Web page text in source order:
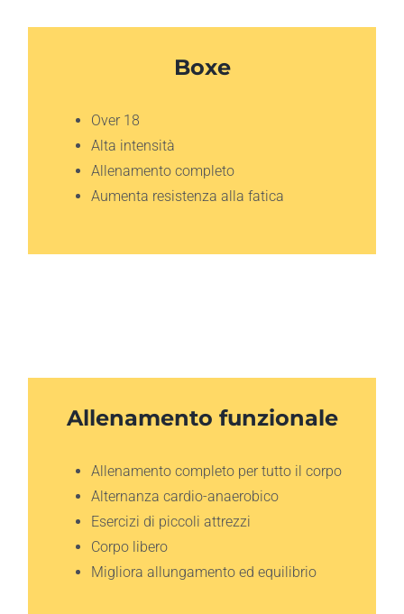
Boxe
Over 18
Alta intensità
Allenamento completo
Aumenta resistenza alla fatica
Allenamento funzionale
Allenamento completo per tutto il corpo
Alternanza cardio-anaerobico
Esercizi di piccoli attrezzi
Corpo libero
Migliora allungamento ed equilibrio